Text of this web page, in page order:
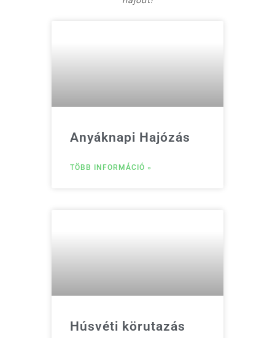
Anyáknapi Hajózás
TÖBB INFORMÁCIÓ »
Húsvéti körutazás